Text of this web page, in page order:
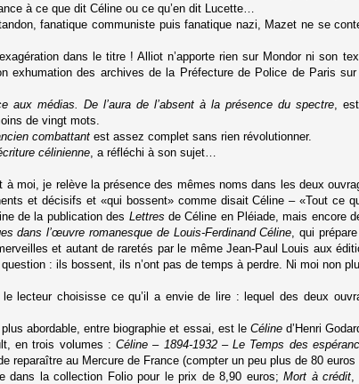
à ce que dit Céline ou ce qu’en dit Lucette…
fanatique communiste puis fanatique nazi, Mazet ne se
dans le titre ! Alliot n’apporte rien sur Mondor ni son
exhumation des archives de la Préfecture de Police de Paris
aux médias. De l’aura de l’absent à la présence du spectre,
de vingt mots.
combattant est assez complet sans rien révolutionner.
célinienne , a réfléchi à son sujet…
à moi, je relève la présence des mêmes noms dans les deux
et décisifs et «qui bossent» comme disait Céline – «Tout ce
de la publication des Lettres de Céline en Pléiade, mais encore
dans l’œuvre romanesque de Louis-Ferdinand Céline , qui
et autant de raretés par le même Jean-Paul Louis aux
: ils bossent, ils n’ont pas de temps à perdre. Ni moi non
lecteur choisisse ce qu’il a envie de lire : lequel des deux
abordable, entre biographie et essai, est le Célined’Henri
en trois volumes :Céline – 1894-1932– Le Temps des
reparaître au Mercure de France (compter un peu plus de 80
dans la collection Folio pour le prix de 8,90 euros; Mort à crédit